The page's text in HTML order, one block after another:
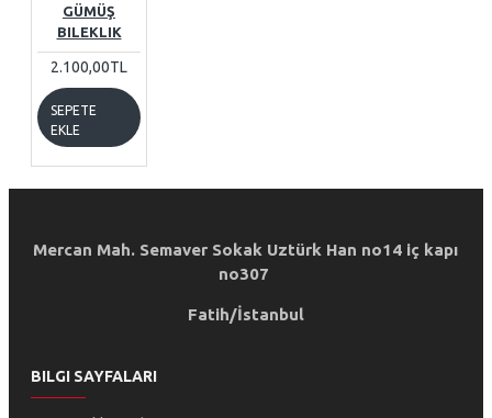
GÜMÜŞ
BILEKLIK
2.100,00TL
SEPETE
EKLE
Mercan Mah. Semaver Sokak Uztürk Han no14 iç kapı
no307
Fatih/İstanbul
BILGI SAYFALARI